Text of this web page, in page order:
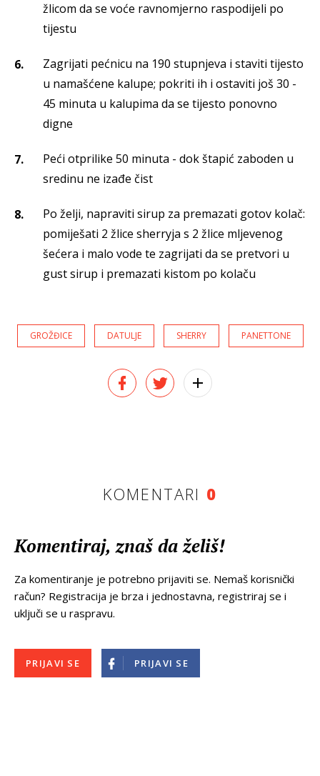
žlicom da se voće ravnomjerno raspodijeli po
tijestu
Zagrijati pećnicu na 190 stupnjeva i staviti tijesto
u namašćene kalupe; pokriti ih i ostaviti još 30 -
45 minuta u kalupima da se tijesto ponovno
digne
Peći otprilike 50 minuta - dok štapić zaboden u
sredinu ne izađe čist
Po želji, napraviti sirup za premazati gotov kolač:
pomiješati 2 žlice sherryja s 2 žlice mljevenog
šećera i malo vode te zagrijati da se pretvori u
gust sirup i premazati kistom po kolaču
GROŽĐICE DATULJE SHERRY PANETTONE
KOMENTARI 0
Komentiraj, znaš da želiš!
Za komentiranje je potrebno prijaviti se. Nemaš korisnički
račun? Registracija je brza i jednostavna, registriraj se i
uključi se u raspravu.
PRIJAVI SE PRIJAVI SE